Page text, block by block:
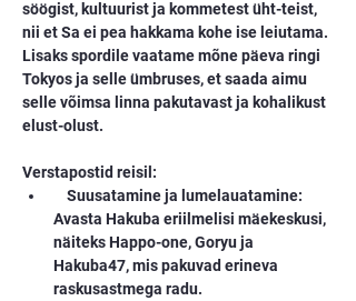
söögist, kultuurist ja kommetest üht-teist,
nii et Sa ei pea hakkama kohe ise leiutama.
Lisaks spordile vaatame mõne päeva ringi
Tokyos ja selle ümbruses, et saada aimu
selle võimsa linna pakutavast ja kohalikust
elust-olust.
Verstapostid reisil:
Suusatamine ja lumelauatamine:
Avasta Hakuba eriilmelisi mäekeskusi,
näiteks Happo-one, Goryu ja
Hakuba47, mis pakuvad erineva
raskusastmega radu.